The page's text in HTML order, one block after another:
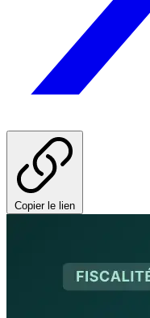
Copier le lien